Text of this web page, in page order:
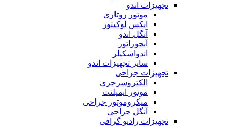
تجهیزات اندو
موتور روتاری
اپکس لوکیتور
آنگل اندو
آبچوراتور
اندواسکیلر
سایر تجهیزات اندو
تجهیزات جراحی
الکتروسرجری
موتور ایمپلنت
میکروموتور جراحی
آنگل جراحی
تجهیزات رادیو گرافی